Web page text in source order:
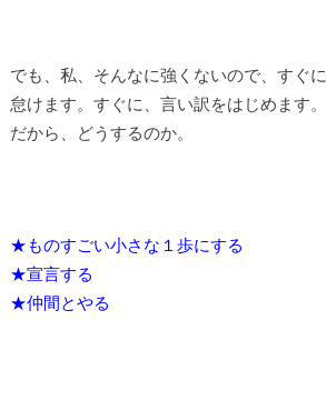
でも、私、そんなに強くないので、すぐに
怠けます。すぐに、言い訳をはじめます。
だから、どうするのか。
★ものすごい小さな１歩にする
★宣言する
★仲間とやる